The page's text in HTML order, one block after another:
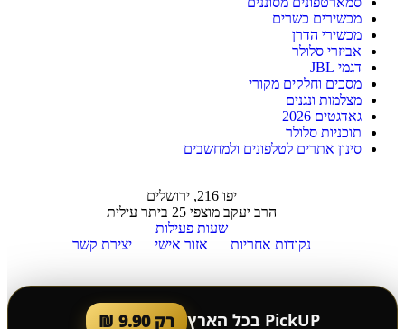
מכשירים כשרים
מכשירי הדרן
אביזרי סלולר
דגמי JBL
מסכים וחלקים מקורי
מצלמות ונגנים
גאדגטים 2026
תוכניות סלולר
סינון אתרים לטלפונים ולמחשבים
יפו 216, ירושלים
הרב יעקב מוצפי 25 ביתר עילית
שעות פעילות
נקודות אחריות
אזור אישי יצירת קשר
PickUP בכל הארץ רק 9.90 ₪